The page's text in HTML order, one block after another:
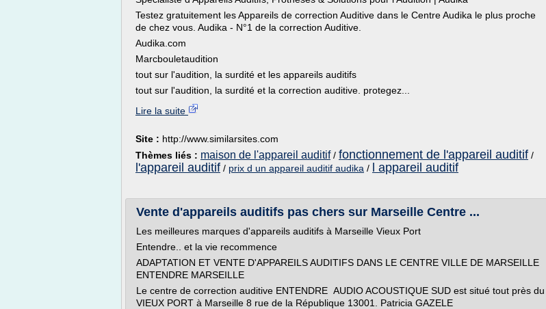
Testez gratuitement les Appareils de correction Auditive dans le Centre Audika le plus proche
de chez vous. Audika - N°1 de la correction Auditive.
Audika.com
Marcbouletaudition
tout sur l'audition, la surdité et les appareils auditifs
tout sur l'audition, la surdité et la correction auditive. protegez...
Lire la suite
Site : http://www.similarsites.com
Thèmes liés : maison de l'appareil auditif/ fonctionnement de l'appareil auditif /
l'appareil auditif / prix d un appareil auditif audika / l appareil auditif
Vente d'appareils auditifs pas chers sur Marseille Centre ...
Les meilleures marques d'appareils auditifs à Marseille Vieux Port
Entendre.. et la vie recommence
ADAPTATION ET VENTE D'APPAREILS AUDITIFS DANS LE CENTRE VILLE DE MARSEILLE
ENTENDRE MARSEILLE
Le centre de correction auditive ENTENDRE AUDIO ACOUSTIQUE SUD est situé tout près du
VIEUX PORT à Marseille 8 rue de la République 13001. Patricia GAZELE